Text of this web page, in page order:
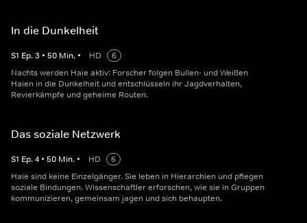
In die Dunkelheit
S1 Ep.3 • 50 Min. • HD
6
Nachts werden Haie aktiv: Forscher folgen Bullen- und Weißen
Haien in die Dunkelheit und entschlüsseln ihr Jagdverhalten,
Revierkämpfe und geheime Routen.
Das soziale Netzwerk
S1 Ep.4 • 50 Min. • HD
6
Haie sind keine Einzelgänger. Sie leben in Hierarchien und pflegen
soziale Bindungen. Wissenschaftler erforschen, wie sie in Gruppen
kommunizieren, gemeinsam jagen und sich behaupten.